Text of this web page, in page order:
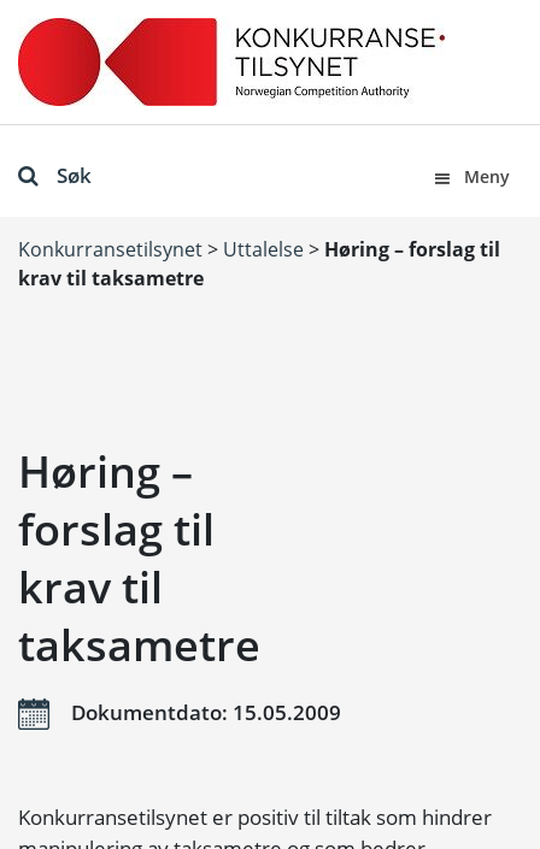
Søk Meny
Konkurransetilsynet> Uttalelse> Høring – forslag til
krav til taksametre
Høring –
forslag til
krav til
taksametre
Dokumentdato: 15.05.2009
Konkurransetilsynet er positiv til tiltak som hindrer